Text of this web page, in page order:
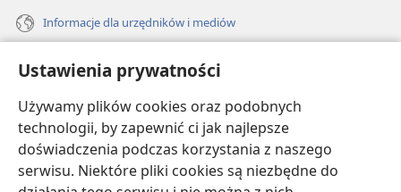
Ustawienia prywatności
Używamy plików cookies oraz podobnych
technologii, by zapewnić ci jak najlepsze
doświadczenia podczas korzystania z naszego
serwisu. Niektóre pliki cookies są niezbędne do
Informacje dla urzędników i mediów
Darowizny
(opens
new
window)BIBLIOTEKA INTERNETOWA Strażnicy
(opens
new